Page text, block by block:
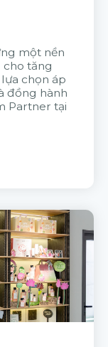
một nền
cho tăng
chọn áp
đồng hành
Partner tại